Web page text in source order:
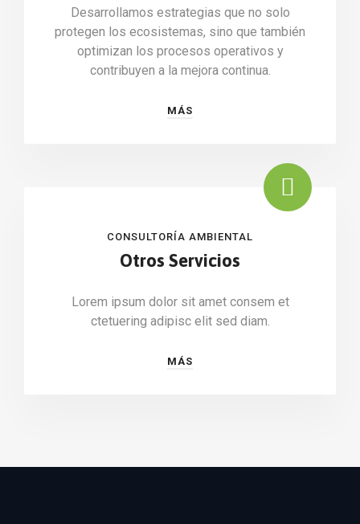
Desarrollamos estrategias que no solo
protegen los ecosistemas, sino que también
optimizan los procesos operativos y
contribuyen a la mejora continua.
MÁS
CONSULTORÍA AMBIENTAL
Otros Servicios
Lorem ipsum dolor sit amet consem et
ctetuering adipisc elit sed diam.
MÁS